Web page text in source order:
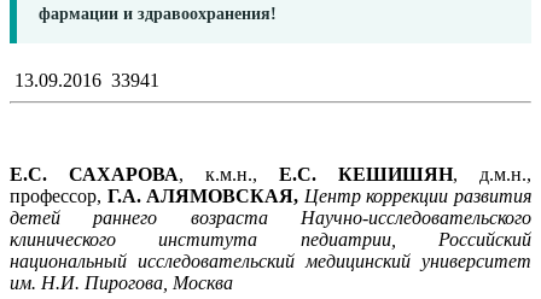
фармации и здравоохранения!
13.09.2016 33941
Е.С. САХАРОВА, к.м.н., Е.С. КЕШИШЯН, д.м.н.,
профессор, Г.А. АЛЯМОВСКАЯ, Центр коррекции развития
детей раннего возраста Научно-исследовательского
клинического института педиатрии, Российский
национальный исследовательский медицинский университет
им. Н.И. Пирогова, Москва